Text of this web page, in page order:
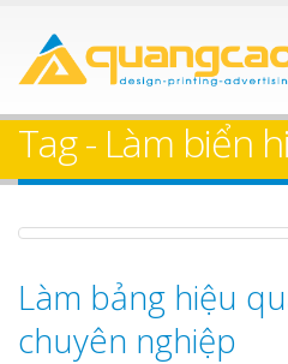
Tag - Làm biển
Làm bảng hiệu
chuyên nghiệp
Làm bảng hiệu gỗ
Bảng gỗ treo cửa
theo yêu cầu